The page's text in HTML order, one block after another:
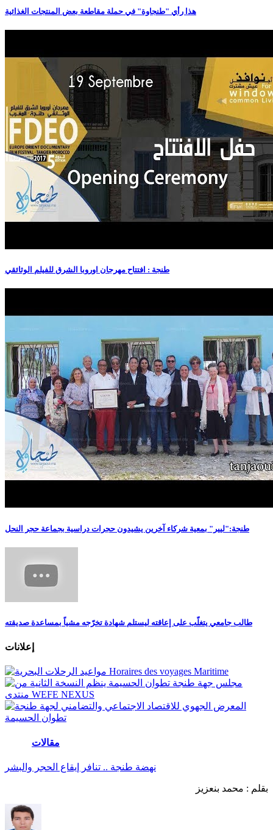
هذا رأي "طنجاوة" في حملة مقاطعة بعض المنتجات الغذائية
طنجة : افتتاح مهرجان اوروبا الشرق للفيلم الوثائقي
طنجة:"ليير" بمعية شركاء آخرين يشيدون حجرات دراسية بجماعة حجر النحل
طالب جامعي يتغلّب على إعاقته ليستلم شهادة تخرّجه مشياً بمساعدة صديقته
إعلانات
مقالات
نهضة طنجة .. تنافر إيقاع الحجر والبشر
بقلم : محمد بنعزيز